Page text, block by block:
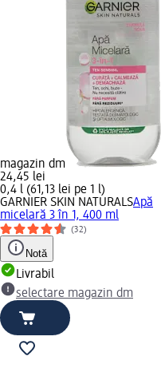
magazin dm
24,45 lei
0,4 l (61,13 lei pe 1 l)
GARNIER SKIN NATURALSApă
micelară 3 în 1, 400 ml
(32)
Notă
Livrabil
selectare magazin dm